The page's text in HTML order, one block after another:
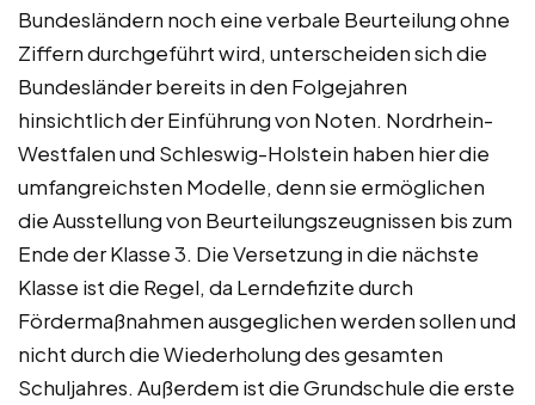
Bundesländern noch eine verbale Beurteilung ohne
Ziffern durchgeführt wird, unterscheiden sich die
Bundesländer bereits in den Folgejahren
hinsichtlich der Einführung von Noten. Nordrhein-
Westfalen und Schleswig-Holstein haben hier die
umfangreichsten Modelle, denn sie ermöglichen
die Ausstellung von Beurteilungszeugnissen bis zum
Ende der Klasse 3. Die Versetzung in die nächste
Klasse ist die Regel, da Lerndefizite durch
Fördermaßnahmen ausgeglichen werden sollen und
nicht durch die Wiederholung des gesamten
Schuljahres. Außerdem ist die Grundschule die erste